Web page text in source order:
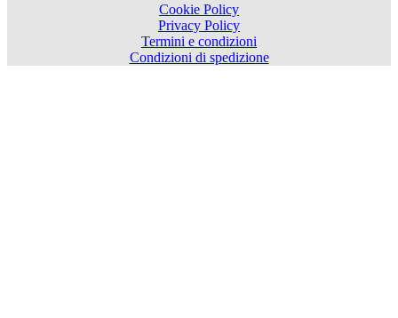
Cookie Policy
Privacy Policy
Termini e condizioni
Condizioni di spedizione